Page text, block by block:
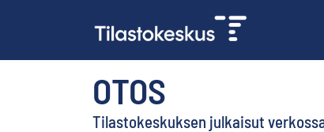
OTOS
Tilastokeskuksen julkaisut